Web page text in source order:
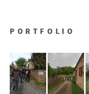
PORTFOLIO